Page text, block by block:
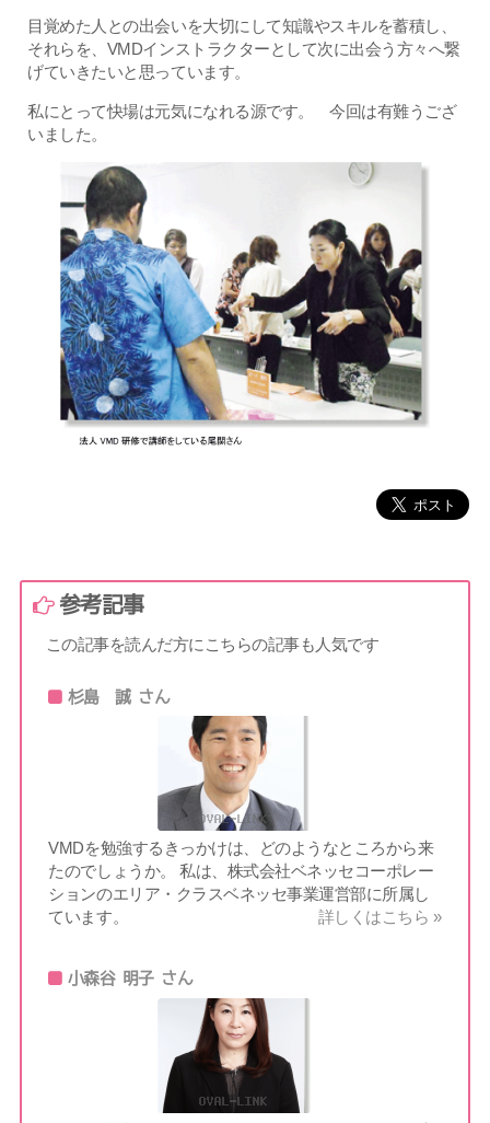
目覚めた人との出会いを大切にして知識やスキルを蓄積し、
それらを、VMDインストラクターとして次に出会う方々へ繋
げていきたいと思っています。
私にとって快場は元気になれる源です。 今回は有難うござ
いました。
参考記事
この記事を読んだ方にこちらの記事も人気です
杉島 誠 さん
VMDを勉強するきっかけは、どのようなところから来
たのでしょうか。 私は、株式会社ベネッセコーポレー
ションのエリア・クラスベネッセ事業運営部に所属し
ています。
詳しくはこちら »
小森谷 明子 さん